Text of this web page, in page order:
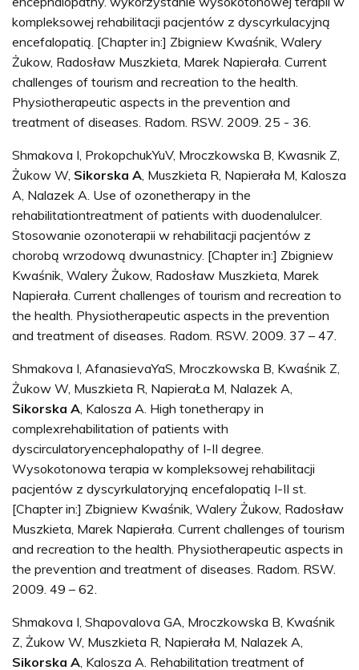
kompleksowej rehabilitacji pacjentów z dyscyrkulacyjną
encefalopatią. [Chapter in:] Zbigniew Kwaśnik, Walery
Żukow, Radosław Muszkieta, Marek Napierała. Current
challenges of tourism and recreation to the health.
Physiotherapeutic aspects in the prevention and
treatment of diseases. Radom. RSW. 2009. 25 - 36.
Shmakova I, ProkopchukYuV, Mroczkowska B, Kwasnik Z,
Żukow W, Sikorska A , Muszkieta R, Napierała M, Kalosza
A, Nalazek A. Use of ozonetherapy in the
rehabilitationtreatment of patients with duodenalulcer.
Stosowanie ozonoterapii w rehabilitacji pacjentów z
chorobą wrzodową dwunastnicy. [Chapter in:] Zbigniew
Kwaśnik, Walery Żukow, Radosław Muszkieta, Marek
Napierała. Current challenges of tourism and recreation to
the health. Physiotherapeutic aspects in the prevention
and treatment of diseases. Radom. RSW. 2009. 37 – 47.
Shmakova I, AfanasievaYaS, Mroczkowska B, Kwaśnik Z,
Żukow W, Muszkieta R, NapieraŁa M, Nalazek A,
Sikorska A , Kalosza A. High tonetherapy in
complexrehabilitation of patients with
dyscirculatoryencephalopathy of I-II degree.
Wysokotonowa terapia w kompleksowej rehabilitacji
pacjentów z dyscyrkulatoryjną encefalopatią I-II st.
[Chapter in:] Zbigniew Kwaśnik, Walery Żukow, Radosław
Muszkieta, Marek Napierała. Current challenges of tourism
and recreation to the health. Physiotherapeutic aspects in
the prevention and treatment of diseases. Radom. RSW.
2009. 49 – 62.
Shmakova I, Shapovalova GA, Mroczkowska B, Kwaśnik
Z, Żukow W, Muszkieta R, Napierała M, Nalazek A,
Sikorska A , Kalosza A. Rehabilitation treatment of